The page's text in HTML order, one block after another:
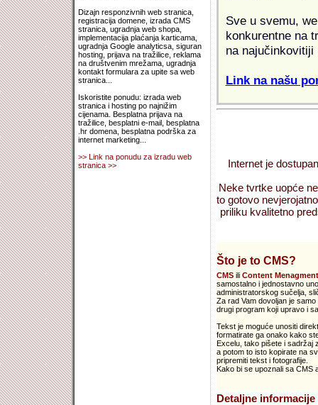
Dizajn responzivnih web stranica,
registracija domene, izrada CMS
stranica, ugradnja web shopa,
implementacija plaćanja karticama,
ugradnja Google analyticsa, siguran
hosting, prijava na tražilice, reklama
na društvenim mrežama, ugradnja
kontakt formulara za upite sa web
stranica...
Iskoristite ponudu: izrada web
stranica i hosting po najnižim
cijenama. Besplatna prijava na
tražilice, besplatni e-mail, besplatna
.hr domena, besplatna podrška za
internet marketing...
>> Link na ponudu za izradu web
stranica >>
Sve u svemu,
konkurentne na
na najučinkovitiji
Link na našu
Internet je
Neke tvrtke uopće
to gotovo
priliku kvalitetno
Što je to CMS?
CMSili Content
samostalno i jednostavno
administratorskog sučelja,
Za rad Vam dovoljan je
drugi program koji upravo i
Tekst je moguće unositi
formatirate ga onako kako
Excelu, tako pišete i sadržaj
a potom to isto kopirate na
pripremiti tekst i fotografije.
Kako bi se upoznali sa CMS
Detaljne